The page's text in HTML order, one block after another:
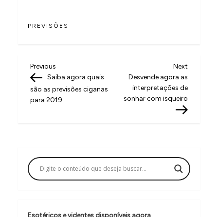
PREVISÕES
N
a
v
ç
ã
Previous
Post
Previous
Saiba agora quais
são as previsões ciganas
para 2019
Next
Post
Next
Desvende agora as
interpretações de
sonhar com isqueiro
Esotéricos e videntes disponíveis agora